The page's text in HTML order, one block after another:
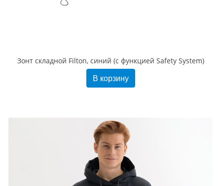
Зонт складной Filton, синий (с функцией Safety System)
В корзину